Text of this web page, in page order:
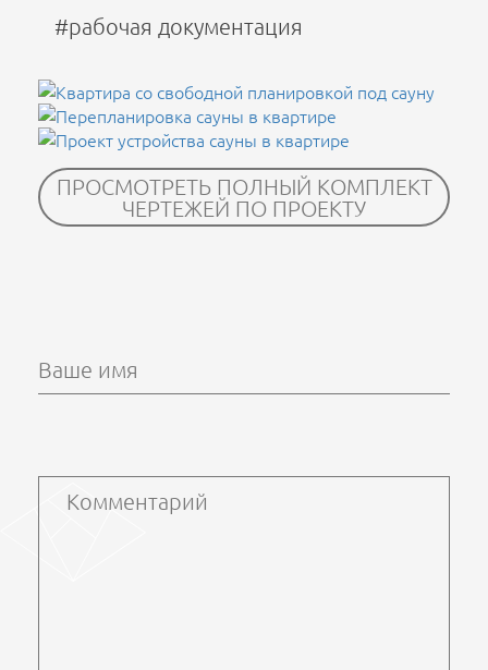
#рабочая документация
ПРОСМОТРЕТЬ ПОЛНЫЙ КОМПЛЕКТ
ЧЕРТЕЖЕЙ ПО ПРОЕКТУ
Ваше имя